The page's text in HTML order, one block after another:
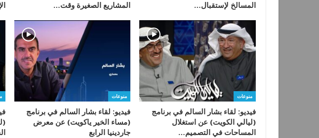
المسالخ لإستقبال…
المشاريع الصغيرة وقت…
منوعات
فيديو: لقاء بشار السالم في برنامج
(ليالي الكويت) عن استغلال
المساحات في التصميم…
منوعات
فيديو: لقاء بشار السالم في برنامج
(مساء الخير ياكويت) عن معرض
جاردينيا الرابع